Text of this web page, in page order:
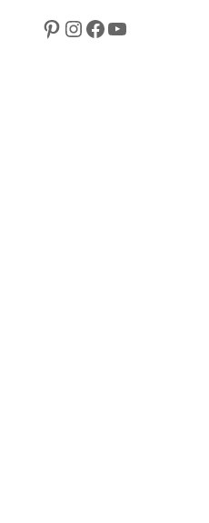
Pinterest
Instagram
Facebook
YouTube